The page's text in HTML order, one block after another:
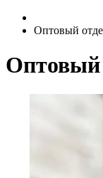
Оптовый
Оптовый